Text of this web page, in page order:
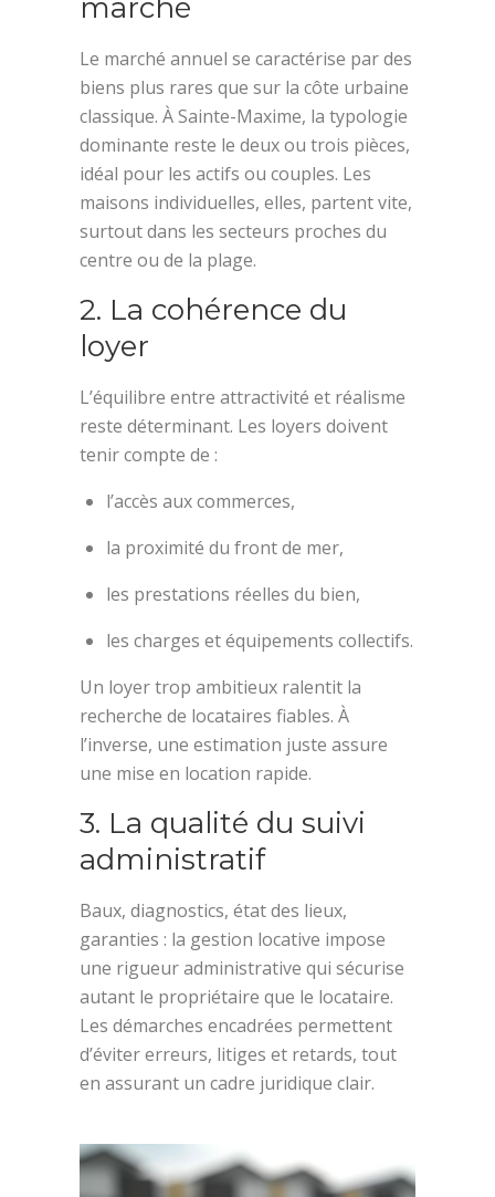
marché
Le marché annuel se caractérise par des
biens plus rares que sur la côte urbaine
classique. À Sainte-Maxime, la typologie
dominante reste le deux ou trois pièces,
idéal pour les actifs ou couples. Les
maisons individuelles, elles, partent vite,
surtout dans les secteurs proches du
centre ou de la plage.
2. La cohérence du
loyer
L’équilibre entre attractivité et réalisme
reste déterminant. Les loyers doivent
tenir compte de :
l’accès aux commerces,
la proximité du front de mer,
les prestations réelles du bien,
les charges et équipements collectifs.
Un loyer trop ambitieux ralentit la
recherche de locataires fiables. À
l’inverse, une estimation juste assure
une mise en location rapide.
3. La qualité du suivi
administratif
Baux, diagnostics, état des lieux,
garanties : la gestion locative impose
une rigueur administrative qui sécurise
autant le propriétaire que le locataire.
Les démarches encadrées permettent
d’éviter erreurs, litiges et retards, tout
en assurant un cadre juridique clair.